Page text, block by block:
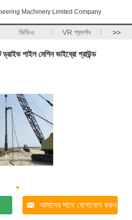
Machinery Limited Company
ভিডিও VR প্রদর্শন >>
ড্রাইভ পাইল মেশিন ভাইব্রো গ্রাউন্ড
আমাদের সাথে যোগাযোগ করুন